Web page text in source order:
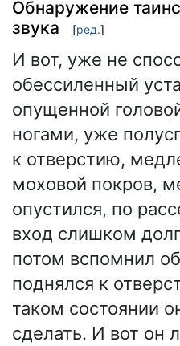
Обнаружение
звука
[ред.]
И вот, уже не
обессиленный
опущенной
ногами, уже
к отверстию,
моховой покров,
опустился, по
вход слишком
потом вспомнил
поднялся к
таком состоянии
сделать. И вот он